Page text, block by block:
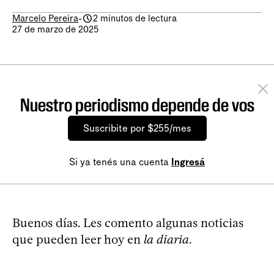
Marcelo Pereira-
2 minutos de lectura
27 de marzo de 2025
Nuestro periodismo depende de vos
Suscribite por $255/mes
Si ya tenés una cuenta Ingresá
Buenos días. Les comento algunas noticias
que pueden leer hoy en la diaria.